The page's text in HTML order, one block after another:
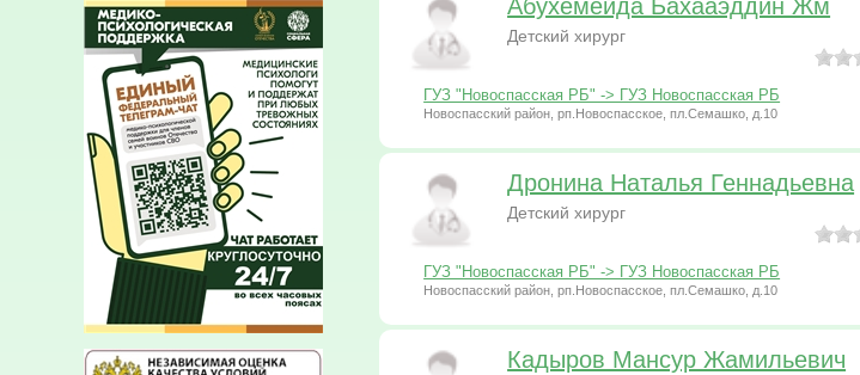
Абухемейда Бахааэддин Жм
Детский хирург
ГУЗ "Новоспасская РБ" -> ГУЗ Новоспасская РБ
Новоспасский район, рп.Новоспасское, пл.Семашко, д.10
Дронина Наталья Геннадьевна
Детский хирург
ГУЗ "Новоспасская РБ" -> ГУЗ Новоспасская РБ
Новоспасский район, рп.Новоспасское, пл.Семашко, д.10
Кадыров Мансур Жамильевич